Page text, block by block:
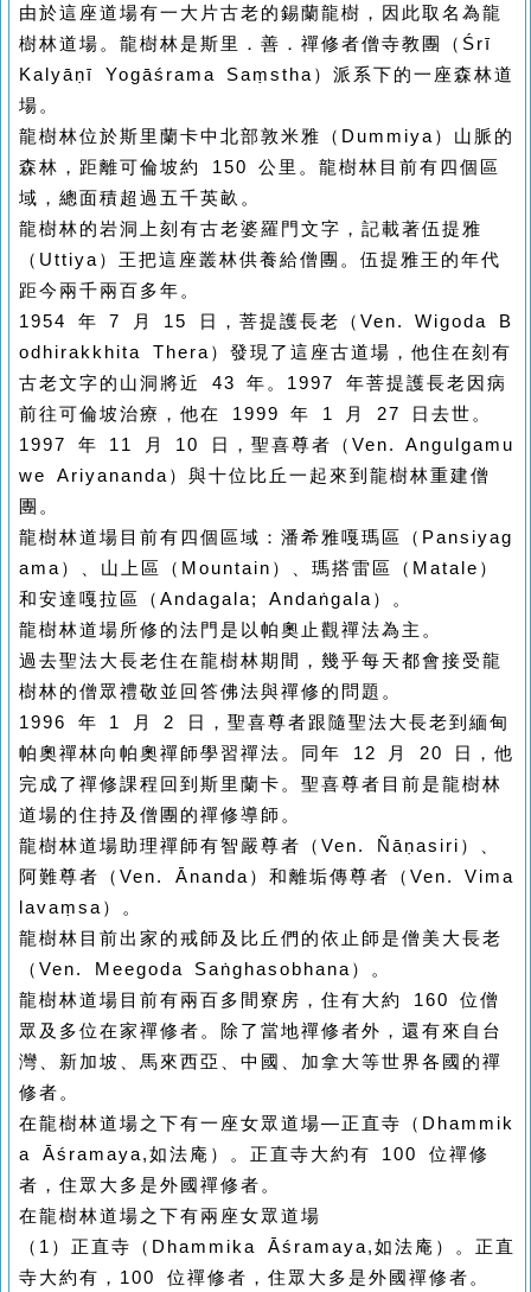
由於這座道場有一大片古老的錫蘭龍樹，因此取名為龍
樹林道場。龍樹林是斯里．善．禪修者僧寺教團（Śrī
Kalyāṇī Yogāśrama Saṃstha）派系下的一座森林道
場。
龍樹林位於斯里蘭卡中北部敦米雅（Dummiya）山脈的
森林，距離可倫坡約 150 公里。龍樹林目前有四個區
域，總面積超過五千英畝。
龍樹林的岩洞上刻有古老婆羅門文字，記載著伍提雅
（Uttiya）王把這座叢林供養給僧團。伍提雅王的年代
距今兩千兩百多年。
1954 年 7 月 15 日，菩提護長老（Ven. Wigoda B
odhirakkhita Thera）發現了這座古道場，他住在刻有
古老文字的山洞將近 43 年。1997 年菩提護長老因病
前往可倫坡治療，他在 1999 年 1 月 27 日去世。
1997 年 11 月 10 日，聖喜尊者（Ven. Angulgamu
we Ariyananda）與十位比丘一起來到龍樹林重建僧
團。
龍樹林道場目前有四個區域：潘希雅嘎瑪區（Pansiyag
ama）、山上區（Mountain）、瑪搭雷區（Matale）
和安達嘎拉區（Andagala; Andaṅgala）。
龍樹林道場所修的法門是以帕奧止觀禪法為主。
過去聖法大長老住在龍樹林期間，幾乎每天都會接受龍
樹林的僧眾禮敬並回答佛法與禪修的問題。
1996 年 1 月 2 日，聖喜尊者跟隨聖法大長老到緬甸
帕奧禪林向帕奧禪師學習禪法。同年 12 月 20 日，他
完成了禪修課程回到斯里蘭卡。聖喜尊者目前是龍樹林
道場的住持及僧團的禪修導師。
龍樹林道場助理禪師有智嚴尊者（Ven. Ñāṇasiri）、
阿難尊者（Ven. Ānanda）和離垢傳尊者（Ven. Vima
lavaṃsa）。
龍樹林目前出家的戒師及比丘們的依止師是僧美大長老
（Ven. Meegoda Saṅghasobhana）。
龍樹林道場目前有兩百多間寮房，住有大約 160 位僧
眾及多位在家禪修者。除了當地禪修者外，還有來自台
灣、新加坡、馬來西亞、中國、加拿大等世界各國的禪
修者。
在龍樹林道場之下有一座女眾道場—正直寺（Dhammik
a Āśramaya,如法庵）。正直寺大約有 100 位禪修
者，住眾大多是外國禪修者。
在龍樹林道場之下有兩座女眾道場
（1）正直寺（Dhammika Āśramaya,如法庵）。正直
寺大約有，100 位禪修者，住眾大多是外國禪修者。